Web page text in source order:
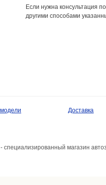
Если нужна консультация
другими способами
Доставка
специализированный магазин